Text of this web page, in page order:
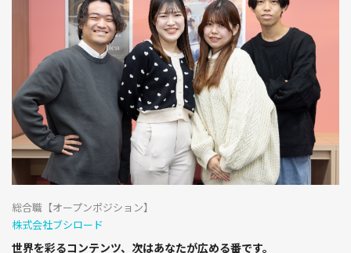
総合職【オープンポジション】
株式会社ブシロード
世界を彩るコンテンツ、次はあなたが広める番です。